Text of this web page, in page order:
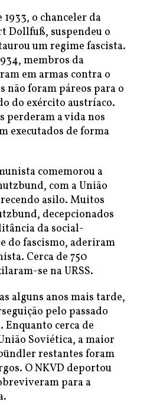
o chanceler da
Dollfuß, suspendeu o
um regime fascista.
membros da
em armas contra o
não foram páreos para o
do exército austríaco.
perderam a vida nos
executados de forma
comemorou a
com a União
asilo. Muitos
decepcionados
da social-
do fascismo, aderiram
Cerca de 750
se na URSS.
alguns anos mais tarde,
pelo passado
cerca de
Soviética, a maior
restantes foram
O NKVD deportou
para a